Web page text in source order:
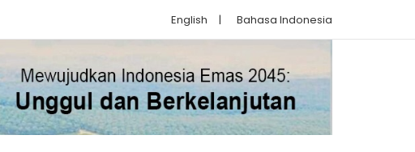
English | Bahasa Indonesia